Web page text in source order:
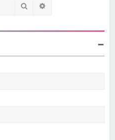
Rechercher